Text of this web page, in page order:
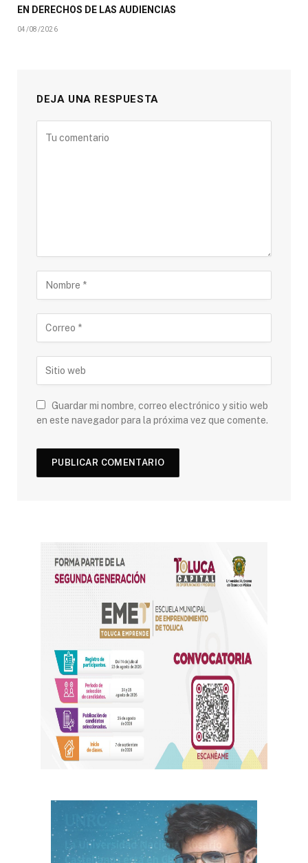
EN DERECHOS DE LAS AUDIENCIAS
04/08/2026
DEJA UNA RESPUESTA
Guardar mi nombre, correo electrónico y sitio web
en este navegador para la próxima vez que comente.